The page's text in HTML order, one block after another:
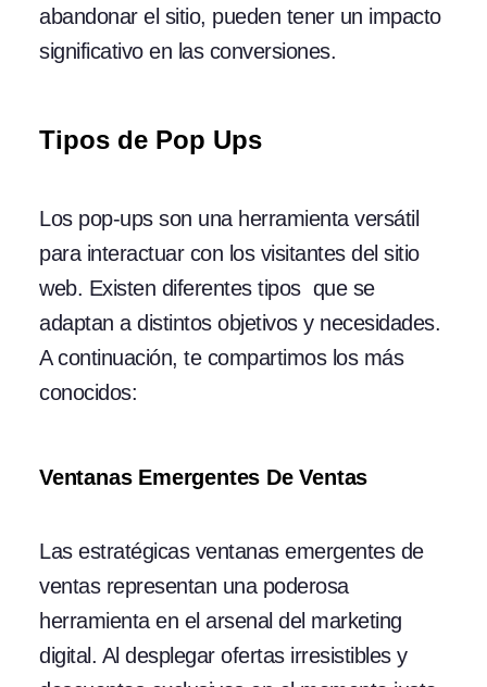
abandonar el sitio, pueden tener un impacto
significativo en las conversiones.
Tipos de Pop Ups
Los pop-ups son una herramienta versátil
para interactuar con los visitantes del sitio
web. Existen diferentes tipos que se
adaptan a distintos objetivos y necesidades.
A continuación, te compartimos los más
conocidos:
Ventanas Emergentes De Ventas
Las estratégicas ventanas emergentes de
ventas representan una poderosa
herramienta en el arsenal del marketing
digital. Al desplegar ofertas irresistibles y